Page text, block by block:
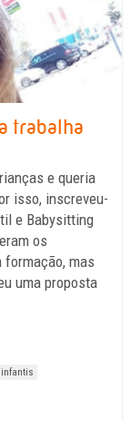
trabalha
e queria
isso, inscreveu-
e Babysitting
os
mas
uma proposta